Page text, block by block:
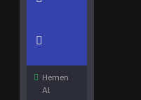
Hemen
Al